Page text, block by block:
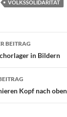
VOLKSSOLIDARITÄT
BEITRAG
in Bildern
Kopf nach